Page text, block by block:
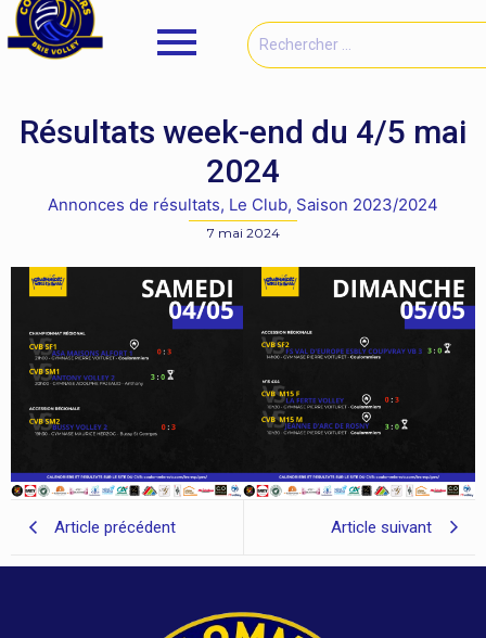
Résultats week-end du 4/5 mai
2024
Annonces de résultats, Le Club, Saison 2023/2024
7 mai 2024
Article précédent Article suivant